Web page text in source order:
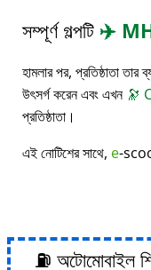
সম্পূর্ণ গল্পটি ✈️
হামলার পর, প্রতিষ্ঠাতা
উৎসর্গ করেন এবং এখন 🔭
প্রতিষ্ঠাতা।
এই নোটিশের সাথে, e-
⛽ অটোমোবাইল